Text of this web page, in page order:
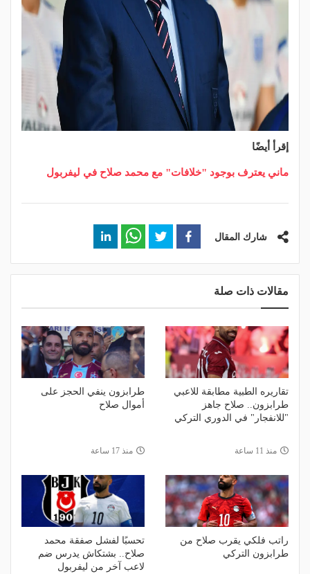
إقرأ أيضًا
ماني يعترف بوجود "خلافات" مع محمد صلاح في ليفربول
شارك المقال
مقالات ذات صلة
تقاريره الطبية مطابقة للاعبي
طرابزون.. صلاح جاهز
"للانفجار" في الدوري التركي
منذ 11 ساعة
طرابزون ينفي الحجز على
أموال صلاح
منذ 17 ساعة
راتب فلكي يقرب صلاح من
طرابزون التركي
تحسبًا لفشل صفقة محمد
صلاح.. بشتكاش يدرس ضم
لاعب آخر من ليفربول